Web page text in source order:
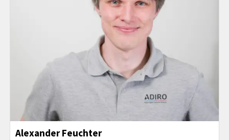
Alexander Feuchter